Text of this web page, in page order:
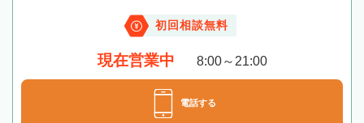
初回相談無料
現在営業中 8:00～21:00
電話する